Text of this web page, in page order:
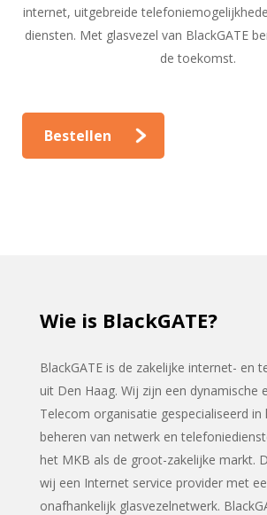
internet, uitgebreide
diensten. Met glasvezel van BlackGATE
de toekomst.
Bestellen
Wie is BlackGATE?
BlackGATE is de zakelijke internet- en
uit Den Haag. Wij zijn een dynamische
Telecom organisatie gespecialiseerd in
beheren van netwerk en
het MKB als de groot-zakelijke markt.
wij een Internet service provider met
onafhankelijk glasvezelnetwerk.